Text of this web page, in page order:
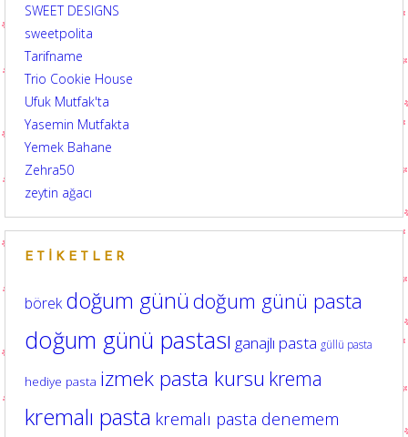
SWEET DESIGNS
sweetpolita
Tarifname
Trio Cookie House
Ufuk Mutfak'ta
Yasemin Mutfakta
Yemek Bahane
Zehra50
zeytin ağacı
ETIKETLER
börek doğum günüdoğum günü pasta
doğum günü pastası ganajlı pasta güllü pasta
hediye pasta izmek pasta kursu krema
kremalı pasta kremalı pasta denemem